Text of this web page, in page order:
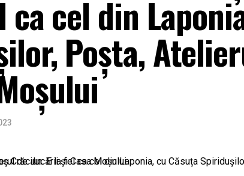
ca cel din
Poșta,